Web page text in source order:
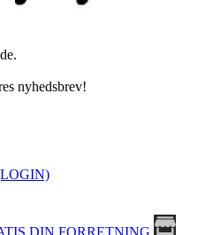
nyhedsbrev!
DIN FORRETNING